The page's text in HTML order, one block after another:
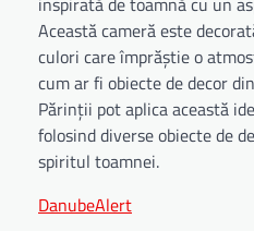
Această cameră este
culori care împrăștie o
cum ar fi obiecte de decor
Părinții pot aplica această
folosind diverse obiecte de
spiritul toamnei.
DanubeAlert